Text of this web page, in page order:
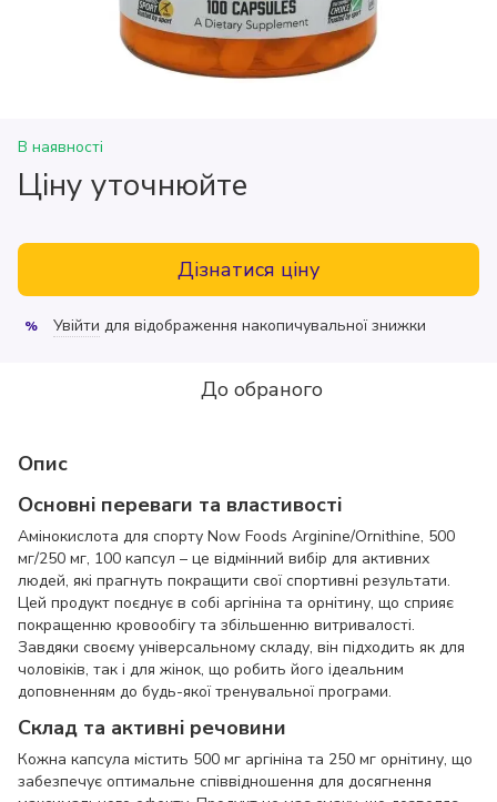
В наявності
Ціну уточнюйте
Дізнатися ціну
% Увійти для відображення накопичувальної знижки
До обраного
Опис
Основні переваги та властивості
Амінокислота для спорту Now Foods Arginine/Ornithine, 500
мг/250 мг, 100 капсул – це відмінний вибір для активних
людей, які прагнуть покращити свої спортивні результати.
Цей продукт поєднує в собі аргініна та орнітину, що сприяє
покращенню кровообігу та збільшенню витривалості.
Завдяки своєму універсальному складу, він підходить як для
чоловіків, так і для жінок, що робить його ідеальним
доповненням до будь-якої тренувальної програми.
Склад та активні речовини
Кожна капсула містить 500 мг аргініна та 250 мг орнітину, що
забезпечує оптимальне співвідношення для досягнення